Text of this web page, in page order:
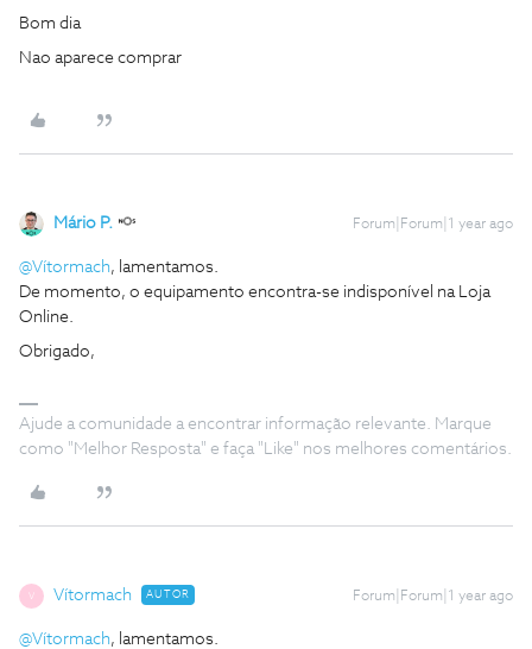
Bom dia
Nao aparece comprar
Mário P. Forum|Forum|1 year ago
@Vítormach, lamentamos.
De momento, o equipamento encontra-se indisponível na Loja
Online.
Obrigado,
Ajude a comunidade a encontrar informação relevante. Marque
como "Melhor Resposta" e faça "Like" nos melhores comentários.
V Vítormach AUTOR Forum|Forum|1 year ago
@Vítormach, lamentamos.